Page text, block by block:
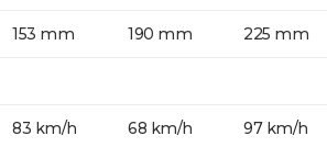
153 mm 190 mm 225 mm
83 km/h 68 km/h 97 km/h